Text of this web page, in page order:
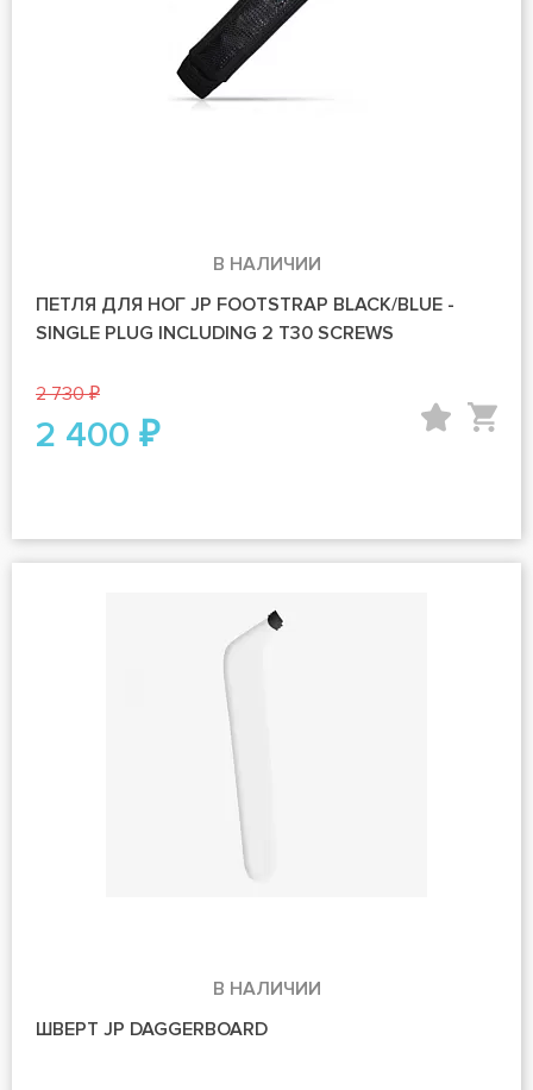
В НАЛИЧИИ
ПЕТЛЯ ДЛЯ НОГ JP FOOTSTRAP BLACK/BLUE -
SINGLE PLUG INCLUDING 2 T30 SCREWS
2 730 ₽
2 400 ₽
В НАЛИЧИИ
ШВЕРТ JP DAGGERBOARD